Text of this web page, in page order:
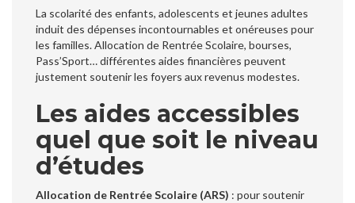
La scolarité des enfants, adolescents et jeunes adultes
induit des dépenses incontournables et onéreuses pour
les familles. Allocation de Rentrée Scolaire, bourses,
Pass’Sport… différentes aides financières peuvent
justement soutenir les foyers aux revenus modestes.
Les aides accessibles
quel que soit le niveau
d’études
Allocation de Rentrée Scolaire (ARS) : pour soutenir